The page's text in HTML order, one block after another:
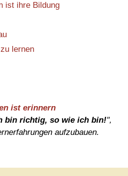
ist ihre Bildung
lernen
ist erinnern
bin richtig, so wie ich bin!",
aufzubauen.